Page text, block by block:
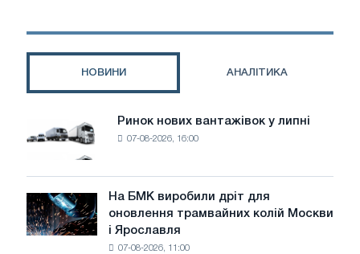
MITEX
НОВИНИ АНАЛІТИКА
Ринок
нових
вантажівок
у
липні
Ринок нових вантажівок у липні
07-08-2026, 16:00
На
БМК
виробили
На БМК виробили дріт для
оновлення трамвайних колій Москви
і Ярославля
07-08-2026, 11:00